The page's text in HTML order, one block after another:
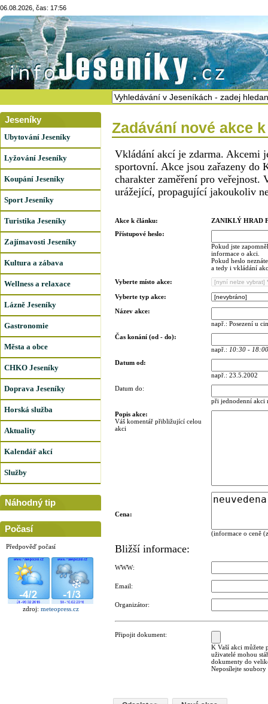
06.08.2026, čas: 17:56
Jeseníky
Ubytování Jeseníky
Lyžování Jeseníky
Koupání Jeseníky
Sport Jeseníky
Turistika Jeseníky
Zajímavosti Jeseníky
Kultura a zábava
Wellness a relaxace
Lázně Jeseníky
Gastronomie
Města a obce
CHKO Jeseníky
Doprava Jeseníky
Horská služba
Aktuality
Kalendář akcí
Služby
Náhodný tip
Počasí
Předpověď počasí
zdroj: meteopress.cz
Zadávání nové akce
Vkládání akcí je zdarma. Akcemi
sportovní. Akce jsou zařazeny do
charakter zaměření pro veřejnost.
urážející, propagující jakoukoliv
Akce k článku:
ZANIKLÝ HRAD
Přístupové heslo:
Pokud jste
informace o akci.
Pokud heslo
a tedy i vkládání
Vyberte místo akce:
Vyberte typ akce:
Název akce:
např.: Posezení u
Čas konání (od - do):
např.: 10:30 - 18:00
Datum od:
např.: 23.5.2002
Datum do:
při jednodenní akci
Popis akce:
Váš komentář přibližující celou
akci
Cena:
(informace o ceně
Bližší informace:
WWW:
Email:
Organizátor:
Připojit dokument:
K Vaší akci můžete
uživatelé mohou
dokumenty do
Neposílejte